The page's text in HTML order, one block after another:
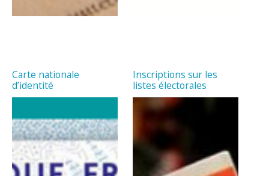
Carte nationale
d’identité
Inscriptions sur les
listes électorales